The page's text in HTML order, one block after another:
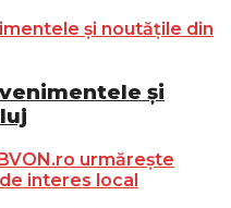
și